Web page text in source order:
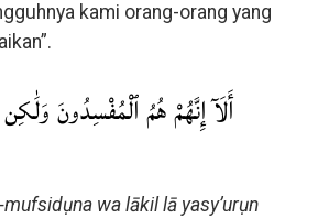
kami orang-orang yang
أَلَآ إِنَّهُمْ هُمُ ٱلْمُفْسِدُونَ
wa lākil lā yasy’urụn